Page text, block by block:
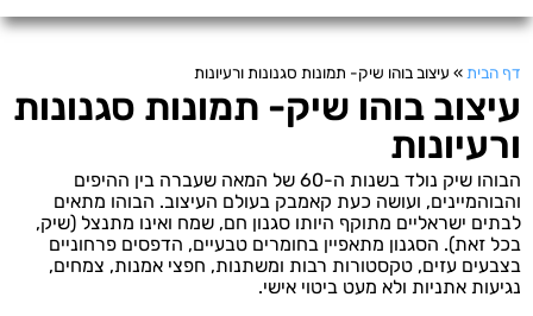
דף הבית » עיצוב בוהו שיק- תמונות סגנונות ורעיונות
עיצוב בוהו שיק- תמונות סגנונות
ורעיונות
הבוהו שיק נולד בשנות ה-60 של המאה שעברה בין ההיפים
והבוהמיינים, ועושה כעת קאמבק בעולם העיצוב. הבוהו מתאים
לבתים ישראליים מתוקף היותו סגנון חם, שמח ואינו מתנצל (שיק,
בכל זאת). הסגנון מתאפיין בחומרים טבעיים, הדפסים פרחוניים
בצבעים עזים, טקסטורות רבות ומשתנות, חפצי אמנות, צמחים,
נגיעות אתניות ולא מעט ביטוי אישי.